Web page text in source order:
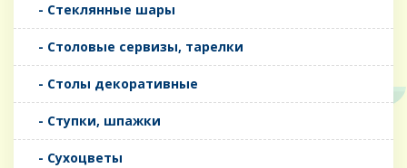
- Стеклянные шары
- Столовые сервизы, тарелки
- Столы декоративные
- Ступки, шпажки
- Сухоцветы